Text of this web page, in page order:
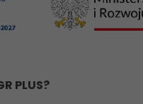
PLUS?